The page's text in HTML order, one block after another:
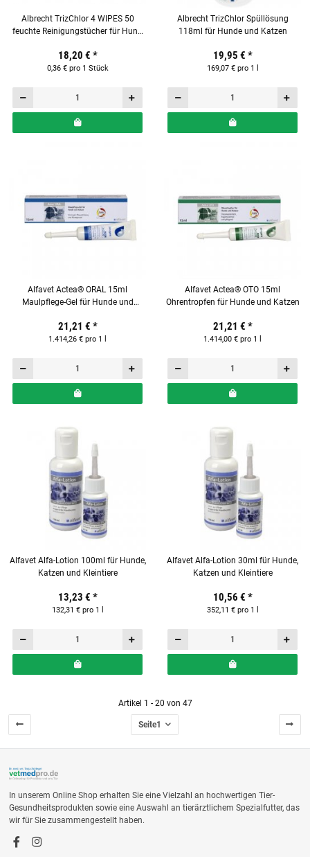
Albrecht TrizChlor 4 WIPES 50
feuchte Reinigungstücher für Hund
18,20 € *
0,36 € pro 1 Stück
Albrecht TrizChlor Spüllösung
118ml für Hunde und Katzen
19,95 € *
169,07 € pro 1 l
Alfavet Actea® ORAL 15ml
Maulpflege-Gel für Hunde und
21,21 € *
1.414,26 € pro 1 l
Alfavet Actea® OTO 15ml
Ohrentropfen für Hunde und Katzen
21,21 € *
1.414,00 € pro 1 l
Alfavet Alfa-Lotion 100ml für Hunde,
Katzen und Kleintiere
13,23 € *
132,31 € pro 1 l
Alfavet Alfa-Lotion 30ml für Hunde,
Katzen und Kleintiere
10,56 € *
352,11 € pro 1 l
Artikel 1 - 20 von 47
Seite1
In unserem Online Shop erhalten Sie eine Vielzahl an hochwertigen Tier-
Gesundheitsprodukten sowie eine Auswahl an tierärztlichem Spezialfutter, das
wir für Sie zusammengestellt haben.